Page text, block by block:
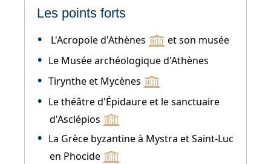
Les points forts
L'Acropole d'Athènes
et son musée
Le Musée archéologique d'Athènes
Tirynthe et Mycènes
Le théâtre d'Épidaure et le sanctuaire
d'Asclépios
La Grèce byzantine à Mystra et Saint-Luc
en Phocide